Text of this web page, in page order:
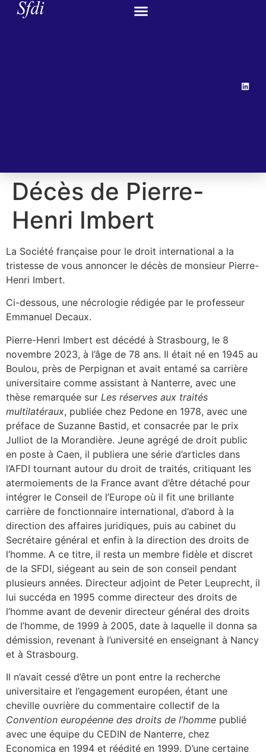
Décès de Pierre-
Henri Imbert
La Société française pour le droit international a la
tristesse de vous annoncer le décès de monsieur Pierre-
Henri Imbert.
Ci-dessous, une nécrologie rédigée par le professeur
Emmanuel Decaux.
Pierre-Henri Imbert est décédé à Strasbourg, le 8
novembre 2023, à l’âge de 78 ans. Il était né en 1945 au
Boulou, près de Perpignan et avait entamé sa carrière
universitaire comme assistant à Nanterre, avec une
thèse remarquée sur Les réserves aux traités
multilatéraux, publiée chez Pedone en 1978, avec une
préface de Suzanne Bastid, et consacrée par le prix
Julliot de la Morandière. Jeune agrégé de droit public
en poste à Caen, il publiera une série d’articles dans
l’AFDI tournant autour du droit de traités, critiquant les
atermoiements de la France avant d’être détaché pour
intégrer le Conseil de l’Europe où il fit une brillante
carrière de fonctionnaire international, d’abord à la
direction des affaires juridiques, puis au cabinet du
Secrétaire général et enfin à la direction des droits de
l’homme. A ce titre, il resta un membre fidèle et discret
de la SFDI, siégeant au sein de son conseil pendant
plusieurs années. Directeur adjoint de Peter Leuprecht, il
lui succéda en 1995 comme directeur des droits de
l’homme avant de devenir directeur général des droits
de l’homme, de 1999 à 2005, date à laquelle il donna sa
démission, revenant à l’université en enseignant à Nancy
et à Strasbourg.
Il n’avait cessé d’être un pont entre la recherche
universitaire et l’engagement européen, étant une
cheville ouvrière du commentaire collectif de la
Convention européenne des droits de l’homme publié
avec une équipe du CEDIN de Nanterre, chez
Economica en 1994 et réédité en 1999. D’une certaine